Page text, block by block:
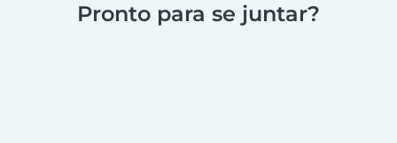
Pronto para se juntar?